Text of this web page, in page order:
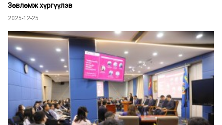
Зөвлөмж хүргүүлэв
2025-12-25